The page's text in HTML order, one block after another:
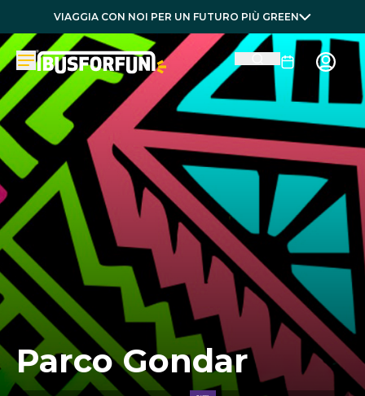
VIAGGIA CON NOI PER UN FUTURO PIÙ GREEN
Parco Gondar